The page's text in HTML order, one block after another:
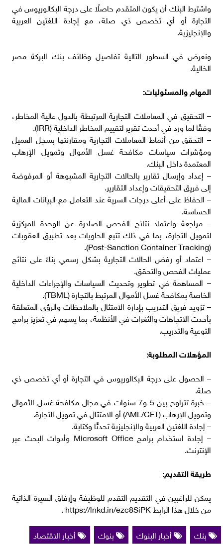
واشترط البنك أن يكون المتقدم حاصلًا على درجة البكالوريوس في
التجارة أو أي تخصص ذي صلة، مع إجادة اللغتين العربية
والإنجليزية.
ونعرض في السطور التالية تفاصيل وظائف بنك البركة مصر
الخالية.
المهام والمسئوليات:
– التحقيق في المعاملات التجارية المرتبطة بالدول عالية المخاطر،
وفقًا لما ورد في أحدث تقرير لتقييم المخاطر الداخلية (IRR).
– التحقق من أنماط المعاملات التجارية ومقارنتها بسجل العميل
ومؤشرات سياسات مكافحة غسل الأموال وتمويل الإرهاب
المعتمدة داخل البنك.
– إعداد وإرسال تقارير بالحالات التجارية المشبوهة أو المرفوضة
إلى فريق التحقيقات وإعداد التقارير.
– الحفاظ على أعلى درجات السرية عند التعامل مع البيانات المالية
الحساسة.
– مراجعة واعتماد نتائج الفحص الصادرة عن الوحدة المركزية
لتمويل التجارة، بما في ذلك تتبع الحاويات بعد تطبيق العقوبات
(Post-Sanction Container Tracking).
– اعتماد أو رفض الحالات التجارية بشكل رسمي بناءً على نتائج
عمليات الفحص والتحقق.
– المساهمة في تطوير وتحديث السياسات والإجراءات الداخلية
الخاصة بمكافحة غسل الأموال المرتبط بالتجارة (TBML).
– تزويد فريق التدريب بإدارة الامتثال بالملاحظات والرؤى المتعلقة
بأحدث الاتجاهات والثغرات في الأنظمة، بما يسهم في تعزيز برامج
التوعية والتدريب.
المؤهلات المطلوبة:
– الحصول على درجة البكالوريوس في التجارة أو أي تخصص ذي
صلة.
– خبرة تتراوح بين 5 و7 سنوات في مجال مكافحة غسل الأموال
وتمويل الإرهاب (AML/CFT) أو الامتثال في تمويل التجارة.
– إجادة اللغتين العربية والإنجليزية تحدثًا وكتابة.
– إجادة استخدام برامج Microsoft Office وأدوات البحث عبر
الإنترنت.
طريقة التقديم:
يمكن للراغبين في التقديم التقدم للوظيفة وإرفاق السيرة الذاتية
من خلال هذا الرابط https://lnkd.in/ezc8SiPK .
بنك
أخبار البنوك بنوك
أخبار الاقتصاد